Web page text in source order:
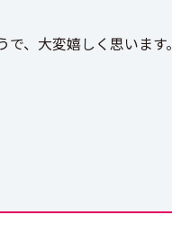
、大変嬉しく思います。